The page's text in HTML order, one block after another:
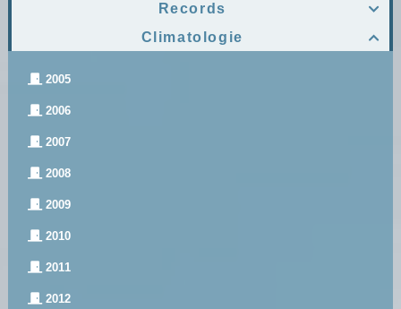

Records

Climatologie
2005
2006
2007
2008
2009
2010
2011
2012